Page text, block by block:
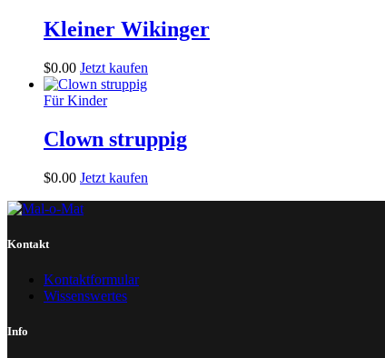
Kleiner Wikinger
$0.00 Jetzt kaufen
Für Kinder
Clown struppig
$0.00 Jetzt kaufen
Kontakt
Kontaktformular
Wissenswertes
Info